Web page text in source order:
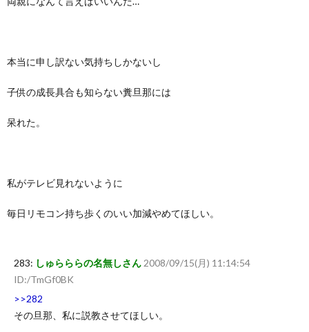
本当に申し訳ない気持ちしかないし
子供の成長具合も知らない糞旦那には
呆れた。
私がテレビ見れないように
毎日リモコン持ち歩くのいい加減やめてほしい。
283: しゅらららの名無しさん 2008/09/15(月) 11:14:54
ID:/TmGf0BK
>>282
その旦那、私に説教させてほしい。